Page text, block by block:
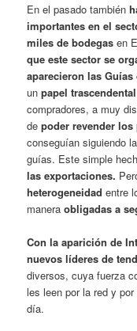
En el pasado también
importantes en el
miles de bodegas en
que este sector se
aparecieron las Guías
un papel
compradores, a muy
de poder revender
conseguían siguiendo
guías. Este simple
las exportaciones.
heterogeneidad entre
maneraobligadas a
Con la aparición de
nuevos líderes de
diversos, cuya fuerza
les leen por la red y
día.